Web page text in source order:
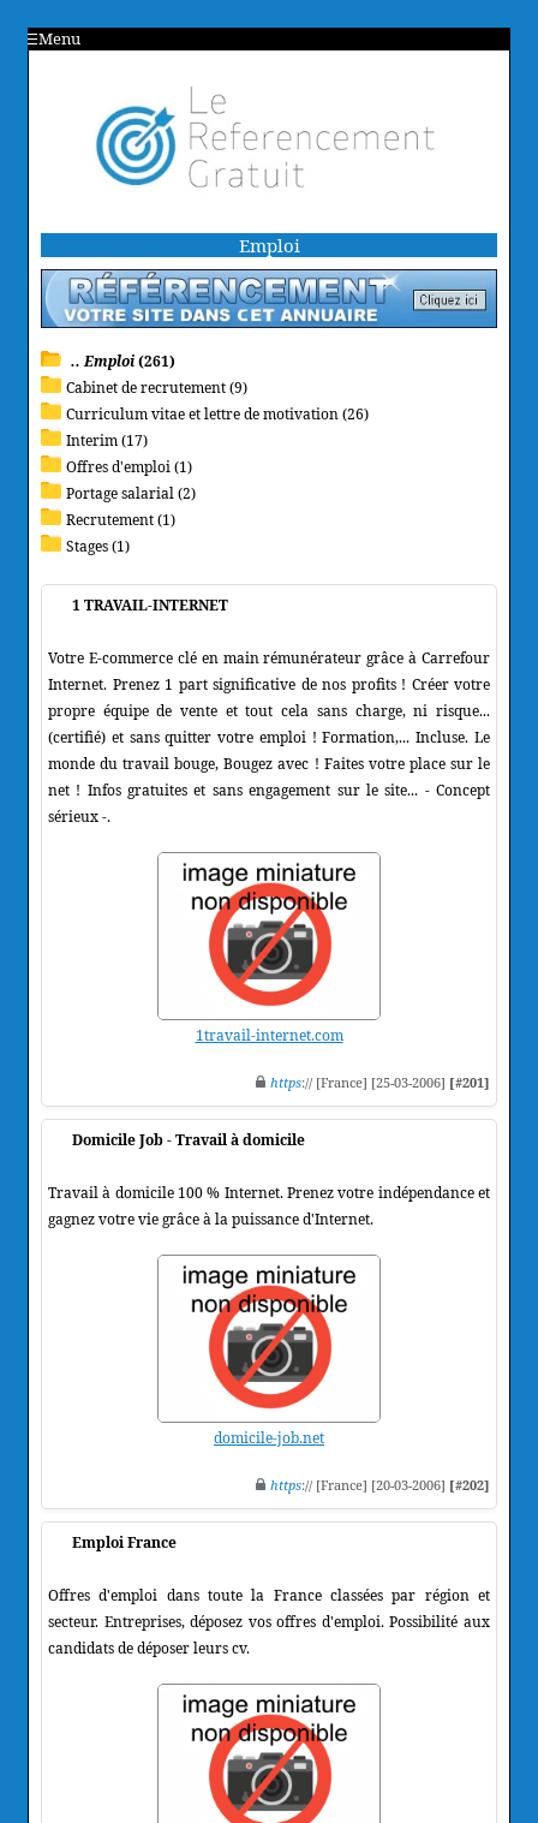
Menu
Emploi
.. Emploi(261)
Cabinet de recrutement (9)
Curriculum vitae et lettre de motivation (26)
Interim (17)
Offres d'emploi (1)
Portage salarial (2)
Recrutement (1)
Stages (1)
1 TRAVAIL-INTERNET
Votre E-commerce clé en main rémunérateur grâce à Carrefour
Internet. Prenez 1 part significative de nos profits ! Créer votre
propre équipe de vente et tout cela sans charge, ni risque...
(certifié) et sans quitter votre emploi ! Formation,... Incluse. Le
monde du travail bouge, Bougez avec ! Faites votre place sur le
net ! Infos gratuites et sans engagement sur le site... - Concept
sérieux -.
1travail-internet.com
https:// [France] [25-03-2006] [#201]
Domicile Job - Travail à domicile
Travail à domicile 100 % Internet. Prenez votre indépendance et
gagnez votre vie grâce à la puissance d'Internet.
domicile-job.net
https:// [France] [20-03-2006] [#202]
Emploi France
Offres d'emploi dans toute la France classées par région et
secteur. Entreprises, déposez vos offres d'emploi. Possibilité aux
candidats de déposer leurs cv.